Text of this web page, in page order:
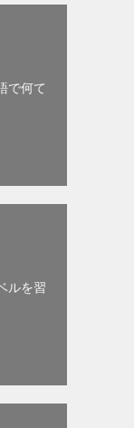
で何て
ルを習